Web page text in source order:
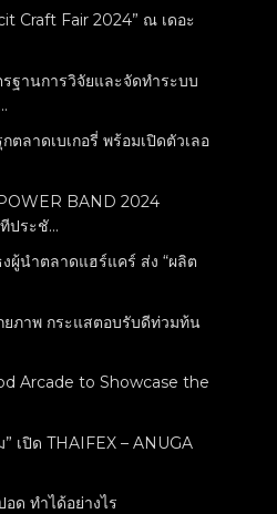
Craft Fair 2024” ณ เดอะ
ฐานการวิจัยและจัดทำระบบ
ลาดเบเกอรี่ พร้อมเปิดตัวเลอ
BAND 2024
ประชั...
งผู้นำตลาดแฮร์แคร์ ส่ง “ผลิต
ภาพ กระแสตอบรับดีท่วมท้น
Arcade to Showcase the
” เปิด THAIFEX – ANUGA
อด ทำได้อย่างไร